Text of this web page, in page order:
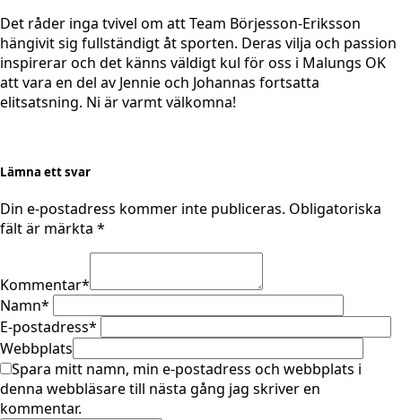
Det råder inga tvivel om att Team Börjesson-Eriksson
hängivit sig fullständigt åt sporten. Deras vilja och passion
inspirerar och det känns väldigt kul för oss i Malungs OK
att vara en del av Jennie och Johannas fortsatta
elitsatsning. Ni är varmt välkomna!
Lämna ett svar
Din e-postadress kommer inte publiceras. Obligatoriska
fält är märkta *
Kommentar*
Namn*
E-postadress*
Webbplats
Spara mitt namn, min e-postadress och webbplats i
denna webbläsare till nästa gång jag skriver en
kommentar.